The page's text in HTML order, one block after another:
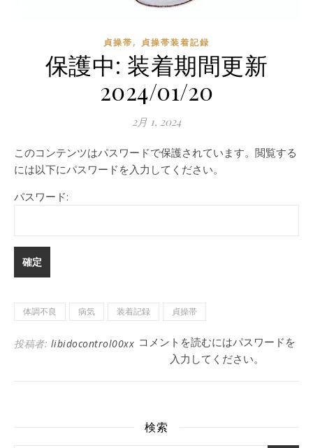
貞操帯, 貞操帯装着記録
保護中: 装着期間更新
2024/01/20
2月 1, 2024
このコンテンツはパスワードで保護されています。閲覧する
には以下にパスワードを入力してください。
パスワード:
体調不良 病気 装着記録 貞操帯
投稿者: libidocontrol00xx コメントを読むにはパスワードを
入力してください。
検索